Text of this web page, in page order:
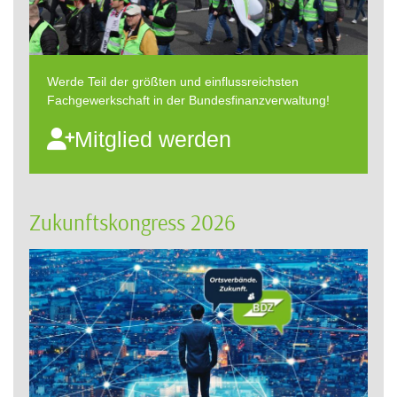
Werde Teil der größten und einflussreichsten
Fachgewerkschaft in der Bundesfinanzverwaltung!
Mitglied werden
Zukunftskongress 2026